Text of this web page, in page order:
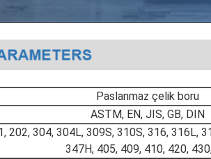
Paslanmaz çelik boru
ASTM, EN, JIS, GB, DIN
202, 304, 304L, 309S, 310S, 316, 316L,
347H, 405, 409, 410, 420,